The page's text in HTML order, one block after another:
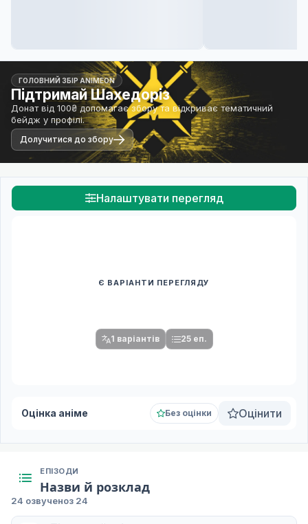
ГОЛОВНИЙ ЗБІР ANIMEON
Підтримай Шахедоріз
Донат від 100₴ допомагає збору та відкриває тематичний
бейдж у профілі.
Долучитися до збору
Налаштувати перегляд
Є ВАРІАНТИ ПЕРЕГЛЯДУ
1 варіантів 25 еп.
Оцінка аніме Без оцінки Оцінити
ЕПІЗОДИ
Назви й розклад
24 озвученоз 24